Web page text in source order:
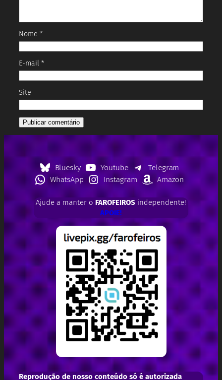
Nome *
E-mail *
Site
Bluesky Youtube
Telegram
WhatsApp
Instagram Amazon
Ajude a manter o FAROFEIROSindependente!
APOIE!
Reprodução de nosso conteúdo só é autorizada